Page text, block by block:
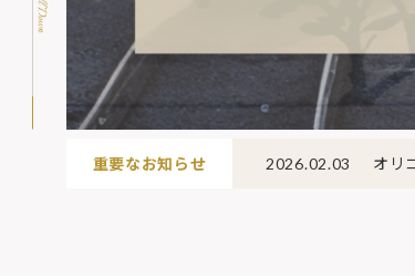
重要なお知らせ 2026.02.03 オリ